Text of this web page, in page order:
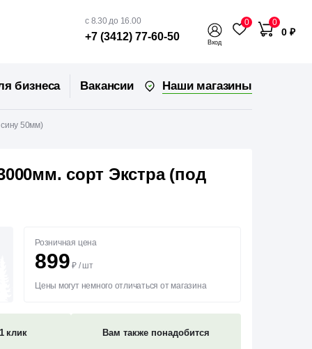
с 8.30 до 16.00
+7 (3412) 77-60-50 Вход
0 0
0 ₽
бизнеса Вакансии Наши магазины
50мм)
сорт Экстра (под
Розничная цена
899 ₽ / шт
Цены могут немного отличаться от магазина
клик Вам также понадобится